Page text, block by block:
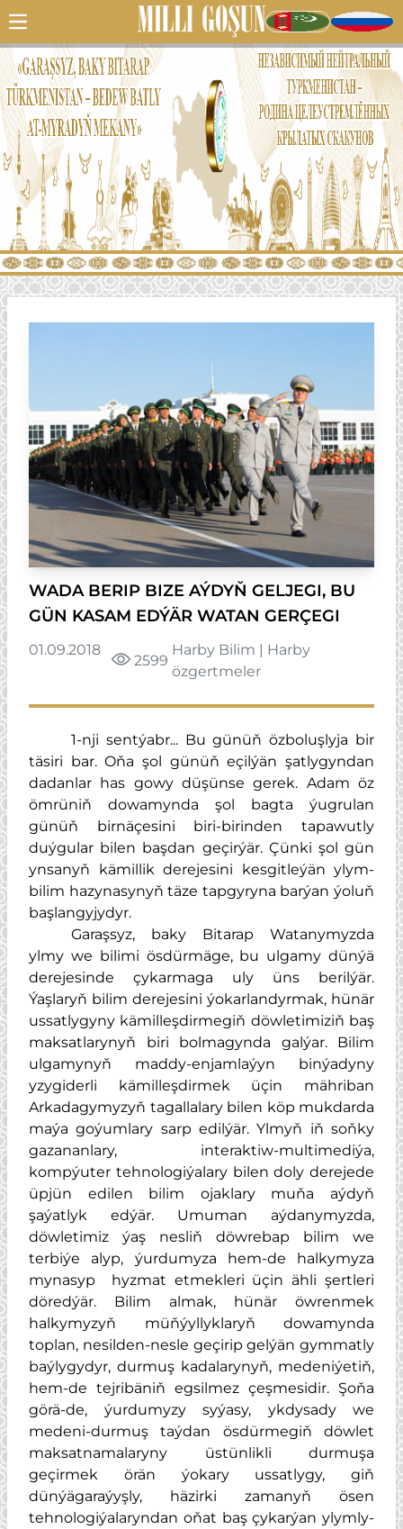
WADA BERIP BIZE AÝDYŇ GELJEGI, BU
GÜN KASAM EDÝÄR WATAN GERÇEGI
01.09.2018
2599
Harby Bilim | Harby
özgertmeler
1-nji sentýabr... Bu günüň özboluşlyja bir
täsiri bar. Oňa şol günüň eçilýän şatlygyndan
dadanlar has gowy düşünse gerek. Adam öz
ömrüniň dowamynda şol bagta ýugrulan
günüň birnäçesini biri-birinden tapawutly
duýgular bilen başdan geçirýär. Çünki şol gün
ynsanyň kämillik derejesini kesgitleýän ylym-
bilim hazynasynyň täze tapgyryna barýan ýoluň
başlangyjydyr.
Garaşsyz, baky Bitarap Watanymyzda
ylmy we bilimi ösdürmäge, bu ulgamy dünýä
derejesinde çykarmaga uly üns berilýär.
Ýaşlaryň bilim derejesini ýokarlandyrmak, hünär
ussatlygyny kämilleşdirmegiň döwletimiziň baş
maksatlarynyň biri bolmagynda galýar. Bilim
ulgamynyň maddy-enjamlaýyn binýadyny
yzygiderli kämilleşdirmek üçin mähriban
Arkadagymyzyň tagallalary bilen köp mukdarda
maýa goýumlary sarp edilýär. Ylmyň iň soňky
gazananlary, interaktiw-multimediýa,
kompýuter tehnologiýalary bilen doly derejede
üpjün edilen bilim ojaklary muňa aýdyň
şaýatlyk edýär. Umuman aýdanymyzda,
döwletimiz ýaş nesliň döwrebap bilim we
terbiýe alyp, ýurdumyza hem-de halkymyza
mynasyp hyzmat etmekleri üçin ähli şertleri
döredýär. Bilim almak, hünär öwrenmek
halkymyzyň müňýyllyklaryň dowamynda
toplan, nesilden-nesle geçirip gelýän gymmatly
baýlygydyr, durmuş kadalarynyň, medeniýetiň,
hem-de tejribäniň egsilmez çeşmesidir. Şoňa
görä-de, ýurdumyzy syýasy, ykdysady we
medeni-durmuş taýdan ösdürmegiň döwlet
maksatnamalaryny üstünlikli durmuşa
geçirmek örän ýokary ussatlygy, giň
dünýägaraýyşly, häzirki zamanyň ösen
tehnologiýalaryndan oňat baş çykarýan ylymly-